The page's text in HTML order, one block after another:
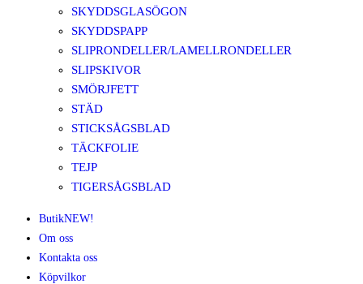
SKYDDSGLASÖGON
SKYDDSPAPP
SLIPRONDELLER/LAMELLRONDELLER
SLIPSKIVOR
SMÖRJFETT
STÄD
STICKSÅGSBLAD
TÄCKFOLIE
TEJP
TIGERSÅGSBLAD
ButikNEW!
Om oss
Kontakta oss
Köpvilkor